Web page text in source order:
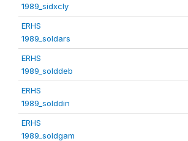
1989_sidxcly
ERHS
1989_soldars
ERHS
1989_solddeb
ERHS
1989_solddin
ERHS
1989_soldgam